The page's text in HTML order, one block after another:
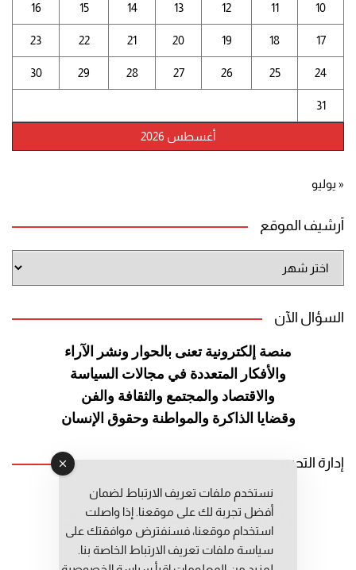
أغسطس 2026
10
11
12
13
14
15
16
17
18
19
20
21
22
23
24
25
26
27
28
29
30
31
« يوليو
أرشيف الموقع
الموقع
السؤال الآن
منصة إلكترونية تعنى بالحوار ونشر الآراء
والأفكار المتعددة في مجالات السياسة
والاقتصاد والمجتمع والثقافة والفن
وقضايا الذاكرة والمواطنة وحقوق الإنسان
إدارة التحرير
رئيس التحرير: عبد الرحيم التوراني
رئيس التحرير المساعد: المعطي قبال
مديرة التحرير: فاطمة حوحو
نستخدم ملفات تعريف الارتباط لضمان
أفضل تجربة لك على موقعنا. إذا واصلت
استخدام موقعنا، فسنفترض موافقتك على
سياسة ملفات تعريف الارتباط الخاصة بنا.